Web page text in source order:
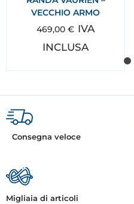
VECCHIO ARMO
469,00 € IVA
INCLUSA
Consegna veloce
Migliaia di articoli